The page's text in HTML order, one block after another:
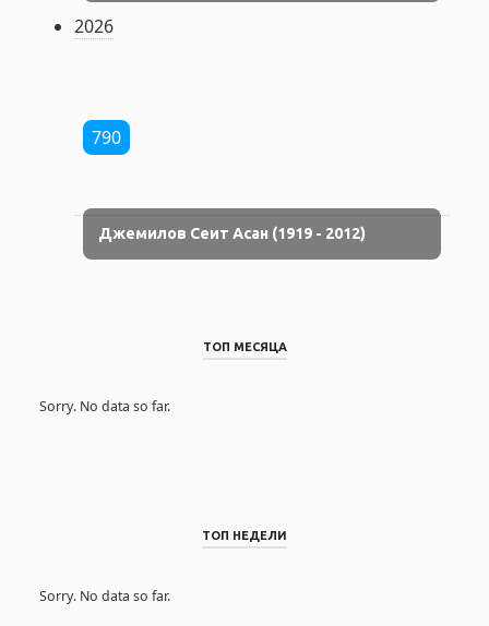
2026
790
Джемилов Сеит Асан (1919 - 2012)
ТОП МЕСЯЦА
Sorry. No data so far.
ТОП НЕДЕЛИ
Sorry. No data so far.